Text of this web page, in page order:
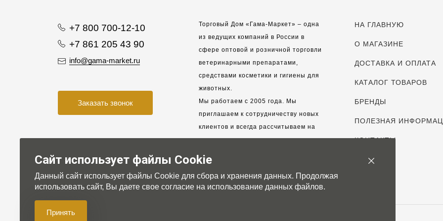
+7 800 700-12-10
+7 861 205 43 90
info@gama-market.ru
Заказать звонок
Торговый Дом «Гама-Маркет» – одна
из ведущих компаний в России в
сфере оптовой и розничной торговли
ветеринарными препаратами,
средствами косметики и гигиены для
животных.
Мы работаем с 2005 года. Мы
приглашаем к сотрудничеству новых
клиентов и всегда рассчитываем на
взаимовыгодные, долгосрочные
Для нас дорог каждый клиент!
НА ГЛАВНУЮ
О МАГАЗИНЕ
ДОСТАВКА И ОПЛАТА
КАТАЛОГ ТОВАРОВ
БРЕНДЫ
ПОЛЕЗНАЯ
КОНТАКТЫ
Сайт использует файлы Cookie
Данный сайт использует файлы Cookie для сбора и хранения данных. Продолжая
использовать сайт, Вы даете свое согласие на использование данных файлов.
Принять